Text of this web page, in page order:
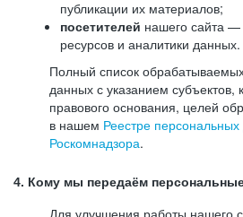
публикации их материалов;
посетителей нашего сайта
ресурсов и аналитики данных.
Полный список
данных с указанием субъектов,
правового основания, целей
в нашем Реестре
Роскомнадзора.
4. Кому мы передаём
Для улучшения работы нашего